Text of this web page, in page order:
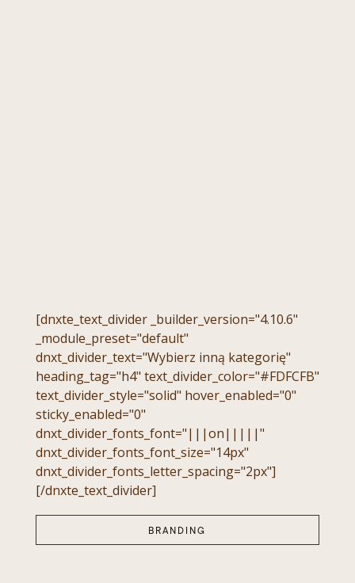
[dnxte_text_divider _builder_version="4.10.6"
_module_preset="default"
dnxt_divider_text="Wybierz inną kategorię"
heading_tag="h4" text_divider_color="#FDFCFB"
text_divider_style="solid" hover_enabled="0"
sticky_enabled="0"
dnxt_divider_fonts_font="|||on|||||"
dnxt_divider_fonts_font_size="14px"
dnxt_divider_fonts_letter_spacing="2px"]
[/dnxte_text_divider]
BRANDING